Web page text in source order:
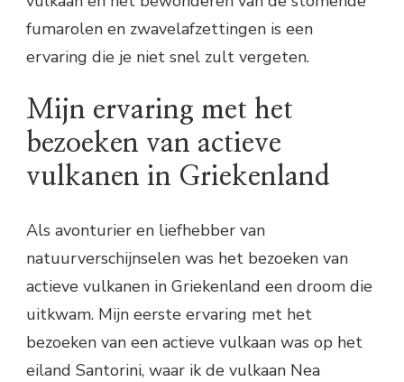
fumarolen en zwavelafzettingen is een
ervaring die je niet snel zult vergeten.
Mijn ervaring met het
bezoeken van actieve
vulkanen in Griekenland
Als avonturier en liefhebber van
natuurverschijnselen was het bezoeken van
actieve vulkanen in Griekenland een droom die
uitkwam. Mijn eerste ervaring met het
bezoeken van een actieve vulkaan was op het
eiland Santorini, waar ik de vulkaan Nea